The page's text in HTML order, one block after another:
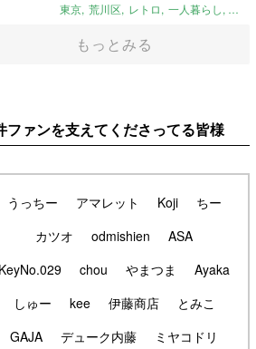
東京 荒川区 レトロ 一人暮らし タイル
もっとみる
ファンを支えてくださってる皆様
うっちー アマレット Koji
ちー
カツオ
odmishien
ASA
chou やまつま
Ayaka
しゅー
kee 伊藤商店
とみこ
GAJA
デューク内藤 ミヤコドリ